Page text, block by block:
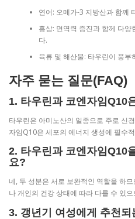
연어: 오메가-3 지방산과 함께
홍삼: 면역력 증진과 함께 다
다.
육류 및 해산물: 타우린이 풍부
자주 묻는 질문(FAQ)
1. 타우린과 코엔자임Q10
타우린은 아미노산의 일종으로 주로 신
자임Q10은 세포의 에너지 생성에 필수
2. 타우린과 코엔자임Q10
요?
네, 두 성분은 서로 보완적인 역할을 하
나 개인의 건강 상태에 따라 다를 수 있
3. 갱년기 여성에게 추천